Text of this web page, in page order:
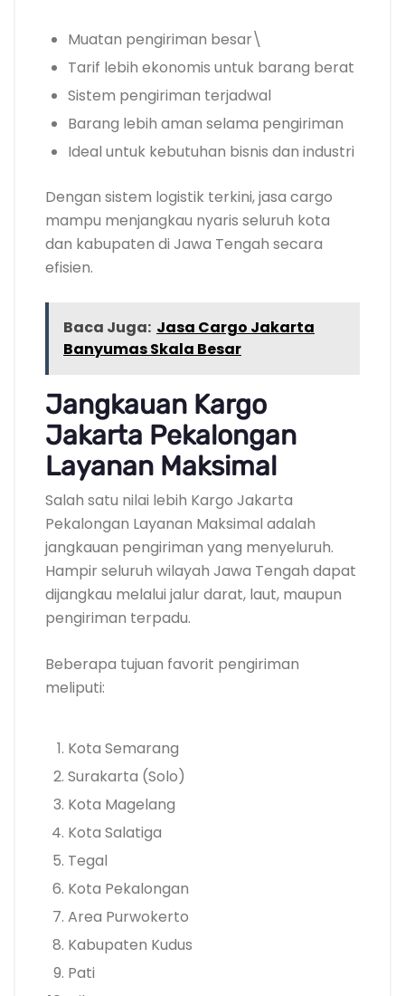
Muatan pengiriman besar\
Tarif lebih ekonomis untuk barang berat
Sistem pengiriman terjadwal
Barang lebih aman selama pengiriman
Ideal untuk kebutuhan bisnis dan industri
Dengan sistem logistik terkini, jasa cargo
mampu menjangkau nyaris seluruh kota
dan kabupaten di Jawa Tengah secara
efisien.
Baca Juga: Jasa Cargo Jakarta
Banyumas Skala Besar
Jangkauan Kargo
Jakarta Pekalongan
Layanan Maksimal
Salah satu nilai lebih Kargo Jakarta
Pekalongan Layanan Maksimal adalah
jangkauan pengiriman yang menyeluruh.
Hampir seluruh wilayah Jawa Tengah dapat
dijangkau melalui jalur darat, laut, maupun
pengiriman terpadu.
Beberapa tujuan favorit pengiriman
meliputi:
Kota Semarang
Surakarta (Solo)
Kota Magelang
Kota Salatiga
Tegal
Kota Pekalongan
Area Purwokerto
Kabupaten Kudus
Pati